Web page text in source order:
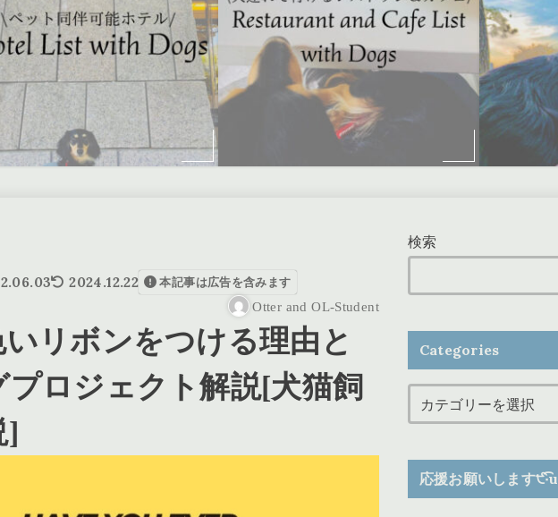
2024.12.22 本記事は広告を含みます
Otter and OL-Student
いリボンをつける理由と
ロジェクト解説[犬猫飼
]
検索
Categories
応援お願いします੯‧̀͡u